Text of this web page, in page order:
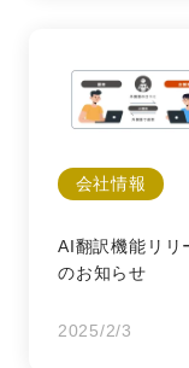
会社情報
AI翻訳機能リリ
のお知らせ
2025/2/3